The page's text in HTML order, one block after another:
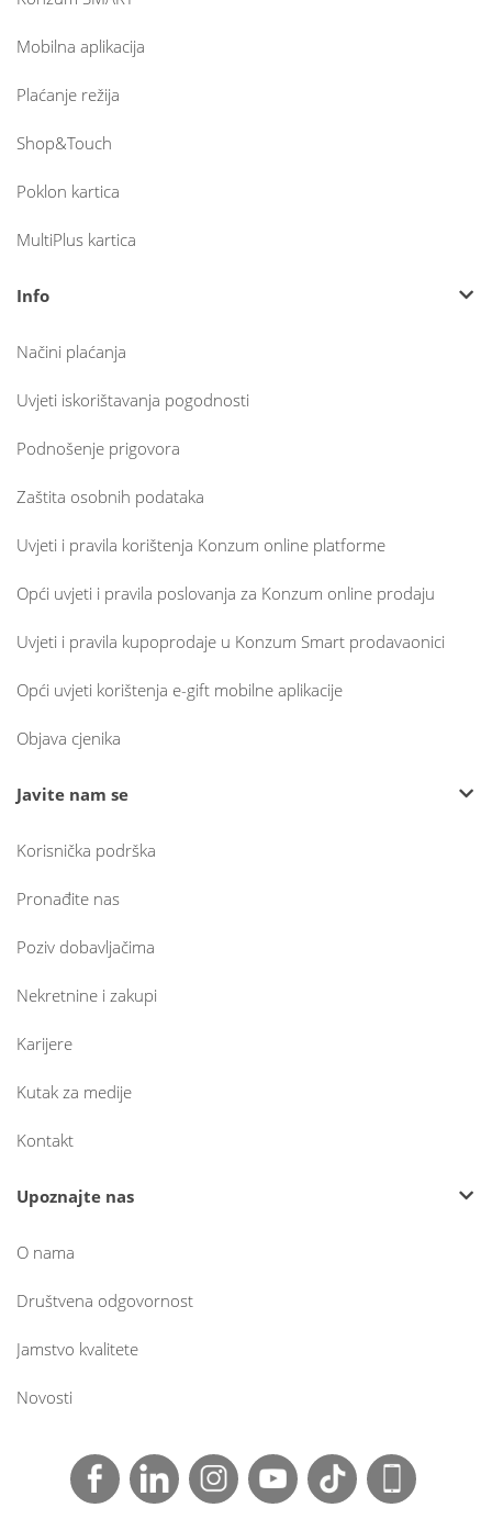
Mobilna aplikacija
Plaćanje režija
Shop&Touch
Poklon kartica
MultiPlus kartica
Info
Načini plaćanja
Uvjeti iskorištavanja pogodnosti
Podnošenje prigovora
Zaštita osobnih podataka
Uvjeti i pravila korištenja Konzum online platforme
Opći uvjeti i pravila poslovanja za Konzum online prodaju
Uvjeti i pravila kupoprodaje u Konzum Smart prodavaonici
Opći uvjeti korištenja e-gift mobilne aplikacije
Objava cjenika
Javite nam se
Korisnička podrška
Pronađite nas
Poziv dobavljačima
Nekretnine i zakupi
Karijere
Kutak za medije
Kontakt
Upoznajte nas
O nama
Društvena odgovornost
Jamstvo kvalitete
Novosti